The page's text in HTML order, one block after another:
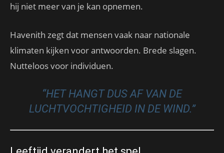
hij niet meer van je kan opnemen.
Havenith zegt dat mensen vaak naar nationale
klimaten kijken voor antwoorden. Brede slagen.
Nutteloos voor individuen.
“HET HANGT DUS AF VAN DE
LUCHTVOCHTIGHEID IN DE WIND.”